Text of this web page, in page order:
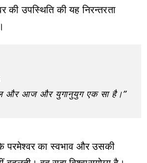
की उपस्थिति की यह निरन्तरता
और आज और युगानुयुग एक सा है।”
परमेश्वर का स्वभाव और उसकी